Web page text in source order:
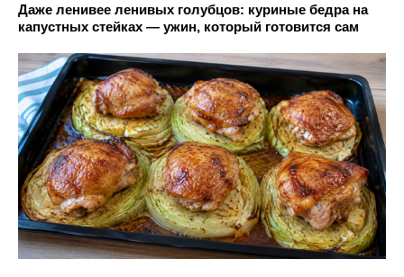
Даже ленивее ленивых голубцов: куриные бедра на
капустных стейках — ужин, который готовится сам